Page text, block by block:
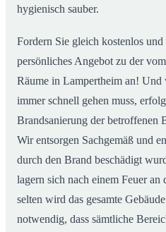
hygienisch sauber.
Fordern Sie gleich kostenlos
persönliches Angebot zu der
Räume in Lampertheim an! Und
immer schnell gehen muss,
Brandsanierung der betroffenen
Wir entsorgen Sachgemäß und
durch den Brand beschädigt
lagern sich nach einem Feuer
selten wird das gesamte
notwendig, dass sämtliche